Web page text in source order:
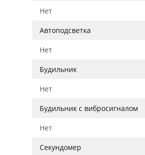
Нет
Автоподсветка
Нет
Будильник
Нет
Будильник с вибросигналом
Нет
Секундомер